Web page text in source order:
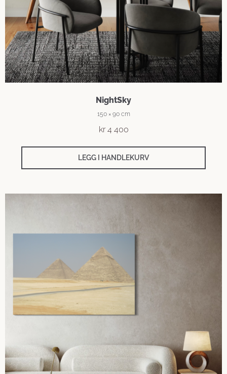
NightSky
150 × 90 cm
kr4 400
LEGG I HANDLEKURV